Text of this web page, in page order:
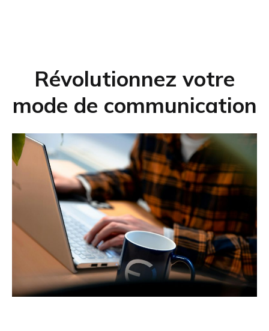
Révolutionnez votre
mode de communication